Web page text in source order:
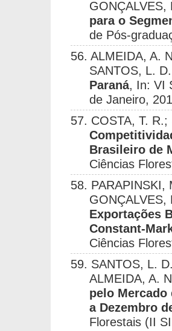
para o
de Pós-
56. ALMEIDA, A.
SANTOS, L.
Paraná, In: VI
de Janeiro,
57. COSTA, T.
Brasileiro de
Ciências
58. PARAPINSKI,
Exportações
Constant-
Ciências
59. SANTOS, L.
ALMEIDA, A.
pelo Mercado
a Dezembro
Florestais (II